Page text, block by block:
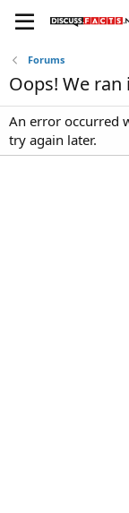
Forums
Oops! We
An error occurred
try again later.